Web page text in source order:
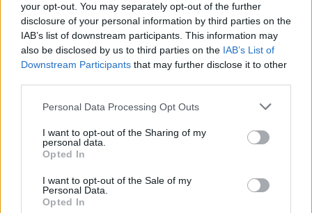
your opt-out. You may separately opt-out of the further
disclosure of your personal information by third parties on the
IAB’s list of downstream participants. This information may
also be disclosed by us to third parties on the IAB’s List of
Downstream Participants that may further disclose it to other
Personal Data Processing Opt Outs
I want to opt-out of the Sharing of my
personal data.
Opted In
I want to opt-out of the Sale of my
Personal Data.
Opted In
Η WATT GROUP αναλαμβάνει
την αναβάθμιση και πλήρη 6ετή
λειτουργία του ΧΥΤ Πάρου
28/07/26|11:12
Η METLEN και η HOUTRIS
προχωρούν στη σύναψη
στρατηγικής συνεργασίας στον